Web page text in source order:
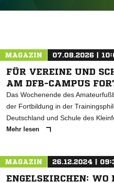
MAGAZIN 07.08.2026 |
FÜR VEREINE UND
AM DFB-CAMPUS
Das Wochenende des
der Fortbildung in der
Deutschland und Schule des
Mehr lesen
MAGAZIN 26.12.2024 |
ENGELSKIRCHEN: WO